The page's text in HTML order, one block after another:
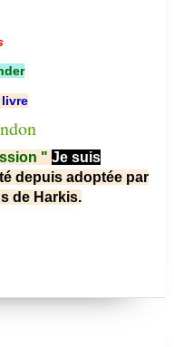
" Je suis
depuis adoptée par
de Harkis.